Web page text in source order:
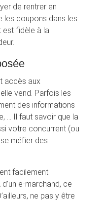
de rentrer en
les coupons dans les
est fidèle à la
accès aux
vend. Parfois les
des informations
… Il faut savoir que la
votre concurrent (ou
méfier des
facilement
e-marchand, ce
ne pas y être